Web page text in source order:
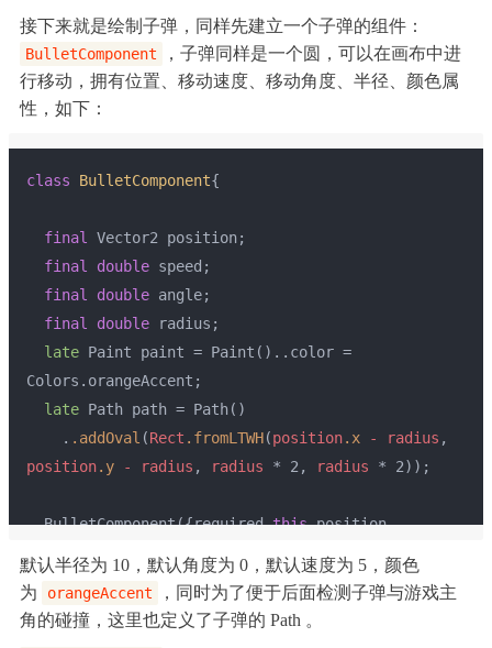
接下来就是绘制子弹，同样先建立一个子弹的组件：
BulletComponent
，子弹同样是一个圆，可以在画布中进
行移动，拥有位置、移动速度、移动角度、半径、颜色属
性，如下：
class BulletComponent{
final
Vector2 position;
final
double speed;
final
double angle;
final
double radius;
late Paint paint = Paint()..color =
Colors.orangeAccent;
late Path path = Path()
    .
.addOval (Rect .fromLTWH(position.x - radius
position.y - radius , radius * 2, radius * 2));
  BulletComponent({required
this
.position,
.speed = .angle = this
10
默认半径为 10，默认角度为 0，默认速度为 5，颜色
为
orangeAccent
，同时为了便于后面检测子弹与游戏主
角的碰撞，这里也定义了子弹的 Path 。